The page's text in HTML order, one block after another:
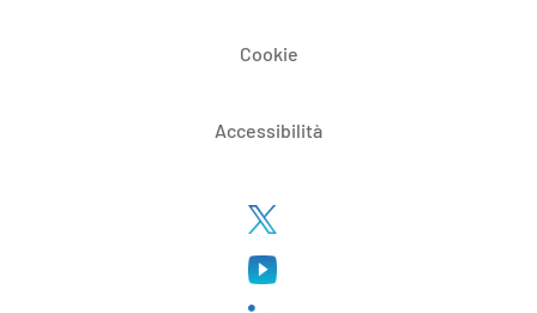
Cookie
Accessibilità